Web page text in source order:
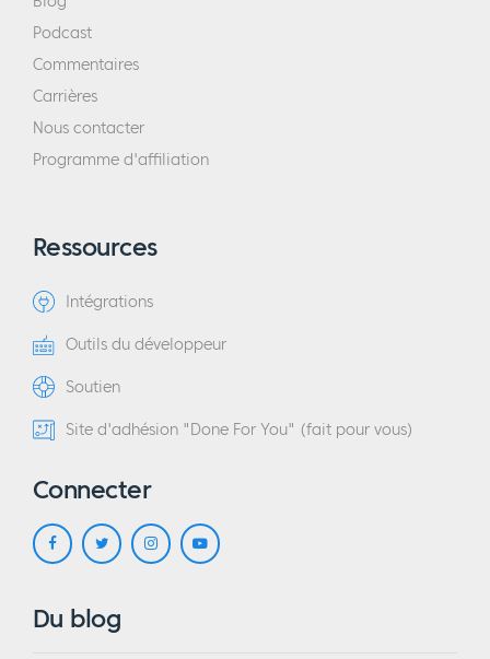
Podcast
Commentaires
Carrières
Nous contacter
Programme d'affiliation
Ressources
Intégrations
Outils du développeur
Soutien
Site d'adhésion "Done For You" (fait pour vous)
Connecter
Du blog